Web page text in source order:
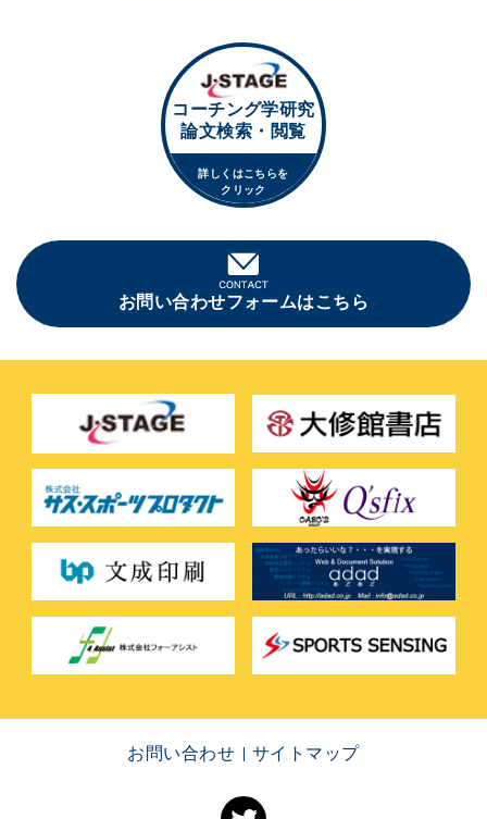
コーチング学研究
論文検索・閲覧
詳しくはこちらを
クリック
お問い合わせフォームはこちら
お問い合わせ サイトマップ